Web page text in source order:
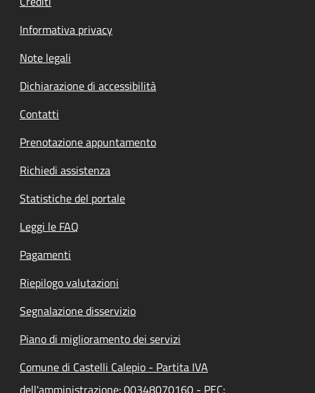
Informativa privacy
Note legali
Dichiarazione di accessibilità
Contatti
Prenotazione appuntamento
Richiedi assistenza
Statistiche del portale
Leggi le FAQ
Pagamenti
Riepilogo valutazioni
Segnalazione disservizio
Piano di miglioramento dei servizi
Comune di Castelli Calepio - Partita IVA